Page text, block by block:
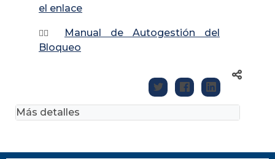
el enlace
👉🏼
Manual de Autogestión del
Bloqueo
Más detalles